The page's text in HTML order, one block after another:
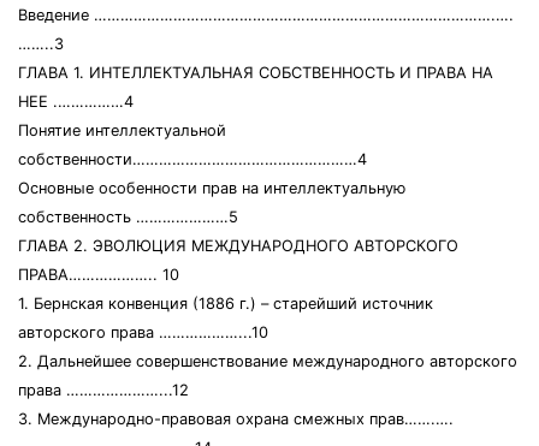
Введение ……………………………………………………………………………….….
……..3
ГЛАВА 1. ИНТЕЛЛЕКТУАЛЬНАЯ СОБСТВЕННОСТЬ И ПРАВА НА
НЕЕ .……………4
Понятие интеллектуальной
собственности……………………………………………4
Основные особенности прав на интеллектуальную
собственность …………………5
ГЛАВА 2. ЭВОЛЮЦИЯ МЕЖДУНАРОДНОГО АВТОРСКОГО
ПРАВА……………….. 10
1. Бернская конвенция (1886 г.) – старейший источник
авторского права ………………...10
2. Дальнейшее совершенствование международного авторского
права …………………...12
3. Международно-правовая охрана смежных прав…….….